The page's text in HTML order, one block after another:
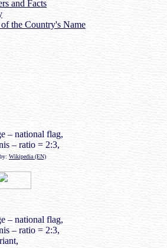
and Facts
the Country's Name
– national flag,
– ratio = 2:3,
Wikipedia (EN)
– national flag,
– ratio = 2:3,